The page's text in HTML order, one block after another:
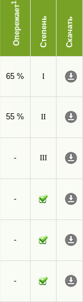
Опережает
1
Степень Скачать
65 %
I
55 %
II
-
III
-
-
-